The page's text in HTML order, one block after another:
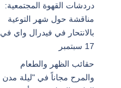
دردشات القهوة المجتمعية:
مناقشة حول شهر التوعية
بالانتحار في فيدرال واي في
17 سبتمبر
حقائب الظهر والطعام
والمرح مجاناً في "ليلة مدن